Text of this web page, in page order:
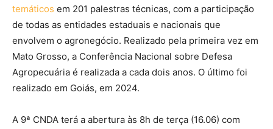
temáticos em 201 palestras técnicas, com a participação
de todas as entidades estaduais e nacionais que
envolvem o agronegócio. Realizado pela primeira vez em
Mato Grosso, a Conferência Nacional sobre Defesa
Agropecuária é realizada a cada dois anos. O último foi
realizado em Goiás, em 2024.
A 9ª CNDA terá a abertura às 8h de terça (16.06) com